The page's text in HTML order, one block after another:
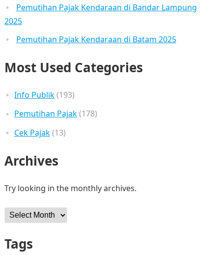
Pemutihan Pajak Kendaraan di Bandar Lampung
2025
Pemutihan Pajak Kendaraan di Batam 2025
Most Used Categories
Info Publik(193)
Pemutihan Pajak(178)
Cek Pajak(13)
Archives
Try looking in the monthly archives.
Archives
Tags